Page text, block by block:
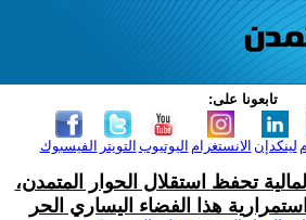
تابعونا على:
الفيسبوك التويتر اليوتيوب الانستغرام لينكدإن
تحفظ استقلال الحوار المتمدن،
هذا الفضاء اليساري الحر